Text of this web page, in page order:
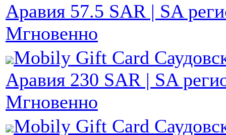
Аравия 57.5 SAR | SA
Мгновенно
Mobily Gift Card
Аравия 230 SAR | SA
Мгновенно
Mobily Gift Card